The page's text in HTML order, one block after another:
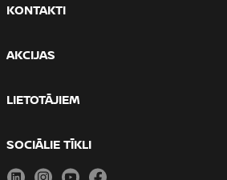
KONTAKTI
AKCIJAS
LIETOTĀJIEM
SOCIĀLIE TĪKLI